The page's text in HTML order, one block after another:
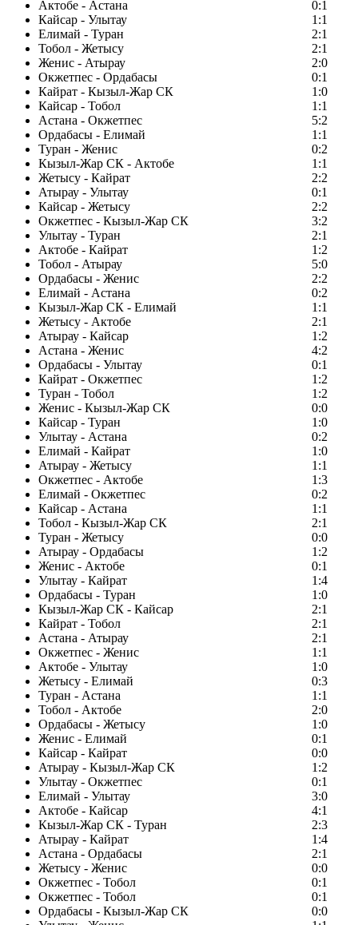
Актобе - Астана
0:1
Кайсар - Улытау
1:1
Елимай - Туран
2:1
Тобол - Жетысу
2:1
Женис - Атырау
2:0
Окжетпес - Ордабасы
0:1
Кайрат - Кызыл-Жар СК
1:0
Кайсар - Тобол
1:1
Астана - Окжетпес
5:2
Ордабасы - Елимай
1:1
Туран - Женис
0:2
Кызыл-Жар СК - Актобе
1:1
Жетысу - Кайрат
2:2
Атырау - Улытау
0:1
Кайсар - Жетысу
2:2
Окжетпес - Кызыл-Жар СК
3:2
Улытау - Туран
2:1
Актобе - Кайрат
1:2
Тобол - Атырау
5:0
Ордабасы - Женис
2:2
Елимай - Астана
0:2
Кызыл-Жар СК - Елимай
1:1
Жетысу - Актобе
2:1
Атырау - Кайсар
1:2
Астана - Женис
4:2
Ордабасы - Улытау
0:1
Кайрат - Окжетпес
1:2
Туран - Тобол
1:2
Женис - Кызыл-Жар СК
0:0
Кайсар - Туран
1:0
Улытау - Астана
0:2
Елимай - Кайрат
1:0
Атырау - Жетысу
1:1
Окжетпес - Актобе
1:3
Елимай - Окжетпес
0:2
Кайсар - Астана
1:1
Тобол - Кызыл-Жар СК
2:1
Туран - Жетысу
0:0
Атырау - Ордабасы
1:2
Женис - Актобе
0:1
Улытау - Кайрат
1:4
Ордабасы - Туран
1:0
Кызыл-Жар СК - Кайсар
2:1
Кайрат - Тобол
2:1
Астана - Атырау
2:1
Окжетпес - Женис
1:1
Актобе - Улытау
1:0
Жетысу - Елимай
0:3
Туран - Астана
1:1
Тобол - Актобе
2:0
Ордабасы - Жетысу
1:0
Женис - Елимай
0:1
Кайсар - Кайрат
0:0
Атырау - Кызыл-Жар СК
1:2
Улытау - Окжетпес
0:1
Елимай - Улытау
3:0
Актобе - Кайсар
4:1
Кызыл-Жар СК - Туран
2:3
Атырау - Кайрат
1:4
Астана - Ордабасы
2:1
Жетысу - Женис
0:0
Окжетпес - Тобол
0:1
Окжетпес - Тобол
0:1
Ордабасы - Кызыл-Жар СК
0:0